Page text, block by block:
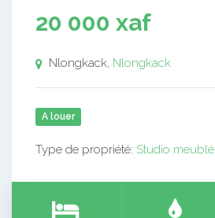
20 000 xaf
Nlongkack, Nlongkack
A louer
Type de propriété: Studio meublé